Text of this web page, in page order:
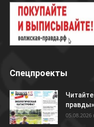
Спецпроекты
05.08.2026